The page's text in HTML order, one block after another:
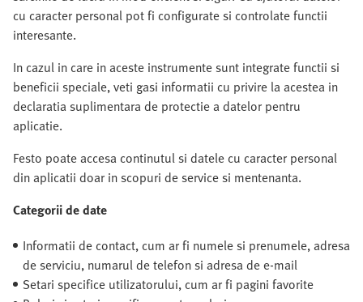
cu caracter personal pot fi configurate si controlate functii
interesante.
In cazul in care in aceste instrumente sunt integrate functii si
beneficii speciale, veti gasi informatii cu privire la acestea in
declaratia suplimentara de protectie a datelor pentru
aplicatie.
Festo poate accesa continutul si datele cu caracter personal
din aplicatii doar in scopuri de service si mentenanta.
Categorii de date
Informatii de contact, cum ar fi numele si prenumele, adresa
de serviciu, numarul de telefon si adresa de e-mail
Setari specifice utilizatorului, cum ar fi pagini favorite